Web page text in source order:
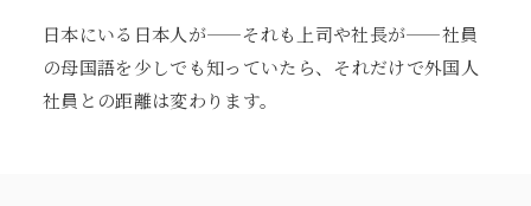
日本にいる日本人が——それも上司や社長が——社員
の母国語を少しでも知っていたら、それだけで外国人
社員との距離は変わります。